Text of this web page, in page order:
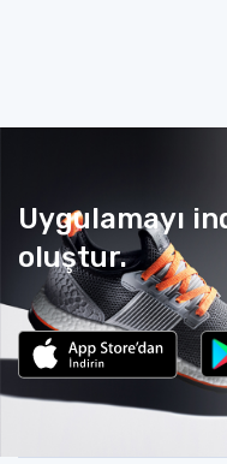
Uygulamayı
oluştur.